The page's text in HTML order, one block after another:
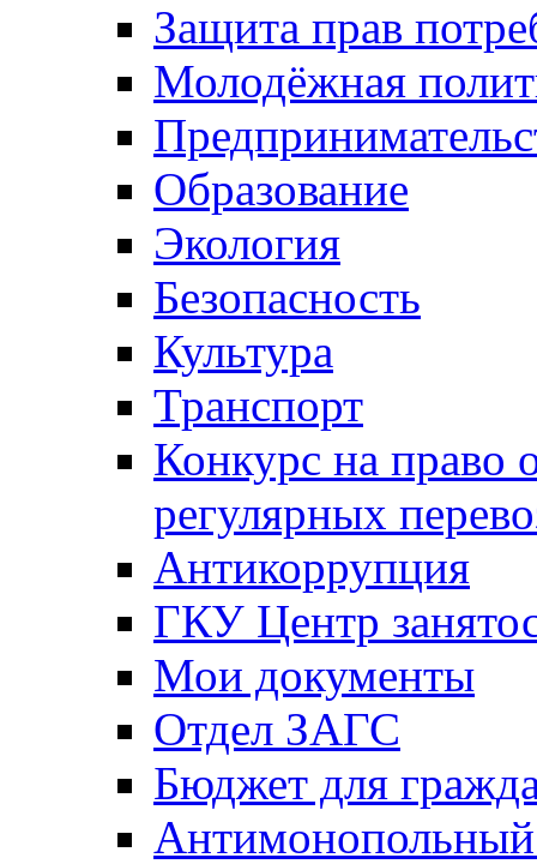
Защита прав
Молодёжная
Образование
Экология
Безопасность
Культура
Транспорт
Конкурс на право
регулярных
Антикоррупция
ГКУ Центр
Мои документы
Отдел ЗАГС
Бюджет для
Антимонопольный